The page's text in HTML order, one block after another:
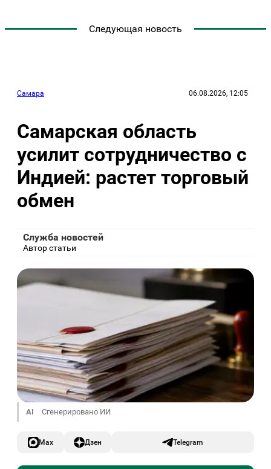
Следующая новость
Самара 06.08.2026, 12:05
Самарская область
усилит сотрудничество с
Индией: растет торговый
обмен
Служба новостей
Автор статьи
AI Сгенерировано ИИ
Max Дзен Telegram